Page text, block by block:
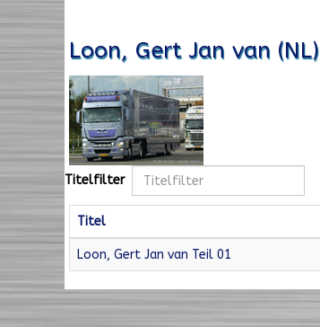
Loon, Gert Jan van (NL)
Titelfilter
Titel
Loon, Gert Jan van Teil 01